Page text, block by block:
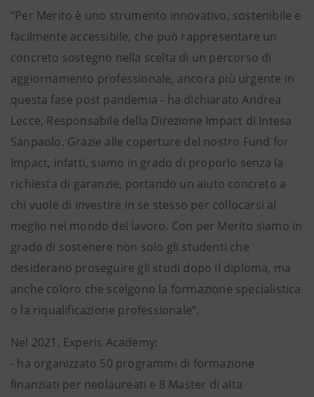
“Per Merito è uno strumento innovativo, sostenibile e
facilmente accessibile, che può rappresentare un
concreto sostegno nella scelta di un percorso di
aggiornamento professionale, ancora più urgente in
questa fase post pandemia - ha dichiarato Andrea
Lecce, Responsabile della Direzione Impact di Intesa
Sanpaolo. Grazie alle coperture del nostro Fund for
Impact, infatti, siamo in grado di proporlo senza la
richiesta di garanzie, portando un aiuto concreto a
chi vuole di investire in se stesso per collocarsi al
meglio nel mondo del lavoro. Con per Merito siamo in
grado di sostenere non solo gli studenti che
desiderano proseguire gli studi dopo il diploma, ma
anche coloro che scelgono la formazione specialistica
o la riqualificazione professionale”.
Nel 2021, Experis Academy:
- ha organizzato 50 programmi di formazione
finanziati per neolaureati e 8 Master di alta